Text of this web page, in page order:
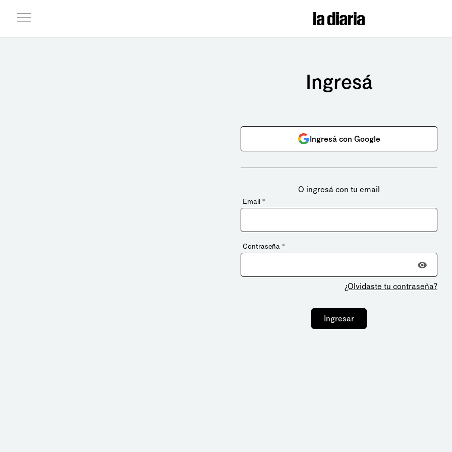
Ingresá
Ingresá con Google
O ingresá con tu email
Email *
Contraseña *
¿Olvidaste tu contraseña?
Ingresar